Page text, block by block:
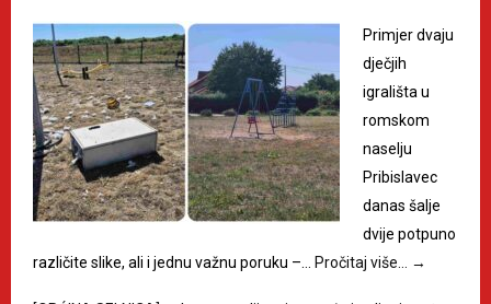
Primjer dvaju
dječjih
igrališta u
romskom
naselju
Pribislavec
danas šalje
dvije potpuno
različite slike, ali i jednu važnu poruku –… Pročitaj više… →